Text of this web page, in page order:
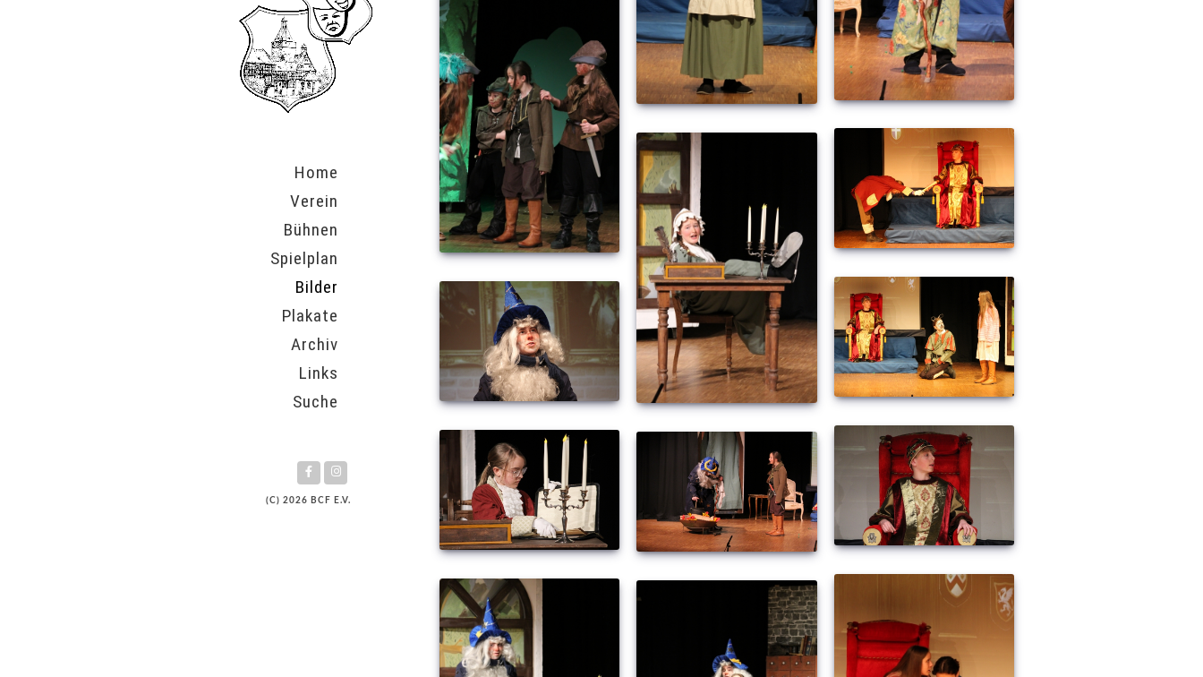
Home
Verein
Bühnen
Spielplan
Bilder
Plakate
Archiv
Links
Suche
(C) 2026 BCF E.V.